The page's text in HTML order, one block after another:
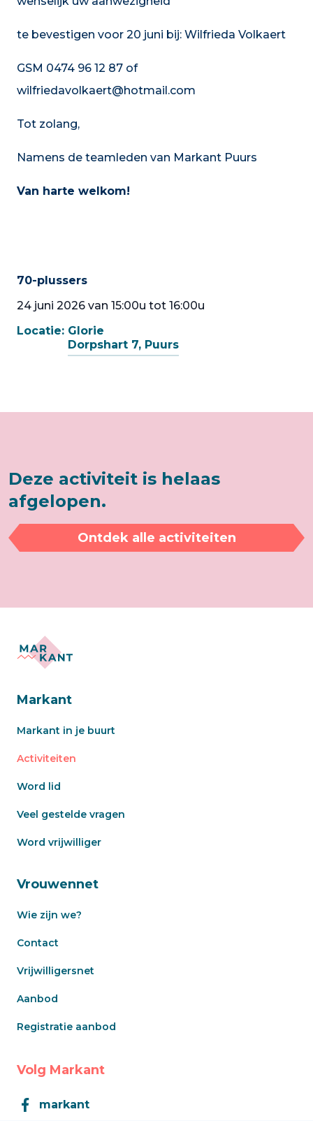
te bevestigen voor 20 juni bij: Wilfrieda Volkaert
GSM 0474 96 12 87 of
wilfriedavolkaert@hotmail.com
Tot zolang,
Namens de teamleden van Markant Puurs
Van harte welkom!
70-plussers
24 juni 2026 van 15:00u tot 16:00u
Locatie: Glorie
Dorpshart 7, Puurs
Deze activiteit is helaas
afgelopen.
Ontdek alle activiteiten
Markant
Markant in je buurt
Activiteiten
Word lid
Veel gestelde vragen
Word vrijwilliger
Vrouwennet
Wie zijn we?
Contact
Vrijwilligersnet
Aanbod
Registratie aanbod
Volg Markant
markant